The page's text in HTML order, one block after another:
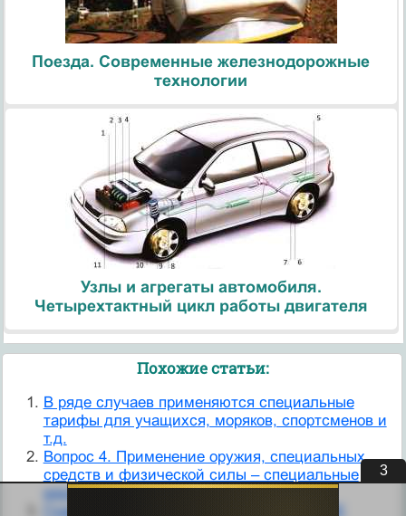
Поезда. Современные железнодорожные
технологии
Узлы и агрегаты автомобиля.
Четырехтактный цикл работы двигателя
Похожие статьи:
В ряде случаев применяются специальные
тарифы для учащихся, моряков, спортсменов и
т.д.
Вопрос 4. Применение оружия, специальных
средств и физической силы – специальные
меры административного пресечения
Глава 21 СПЕЦИАЛЬНЫЕ ТАМОЖЕННЫЕ
3